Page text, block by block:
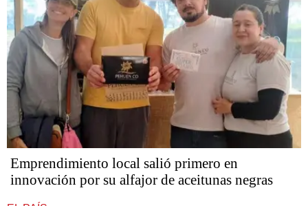
Emprendimiento local salió primero en
innovación por su alfajor de aceitunas negras